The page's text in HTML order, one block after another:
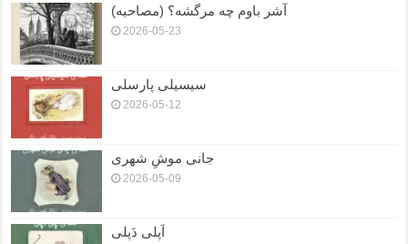
آشر باوم چه مرگشه؟ (مصاحبه)
2026-05-23
سیسیلی پارسلی
2026-05-12
جانی موشِ شهری
2026-05-09
اَپلی دَپلی